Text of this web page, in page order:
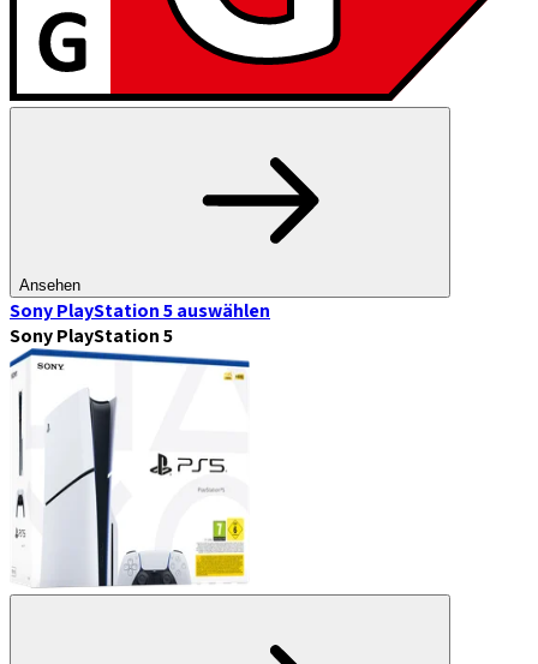
Ansehen
Sony PlayStation 5auswählen
Sony PlayStation 5